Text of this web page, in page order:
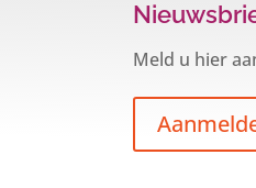
Meld u hier